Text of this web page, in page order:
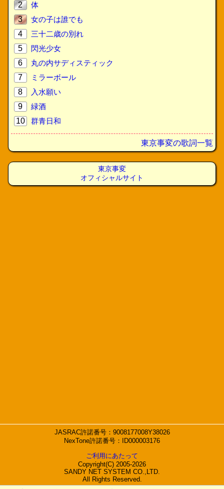
2
体
3
女の子は誰でも
4
三十二歳の別れ
5
閃光少女
6
丸の内サディスティック
7
ミラーボール
8
入水願い
9
緑酒
10
群青日和
東京事変の歌詞一覧
東京事変
オフィシャルサイト
JASRAC許諾番号：9008177008Y38026
NexTone許諾番号：ID000003176
ご利用にあたって
Copyright(C) 2005-2026
SANDY NET SYSTEM CO.,LTD.
All Rights Reserved.